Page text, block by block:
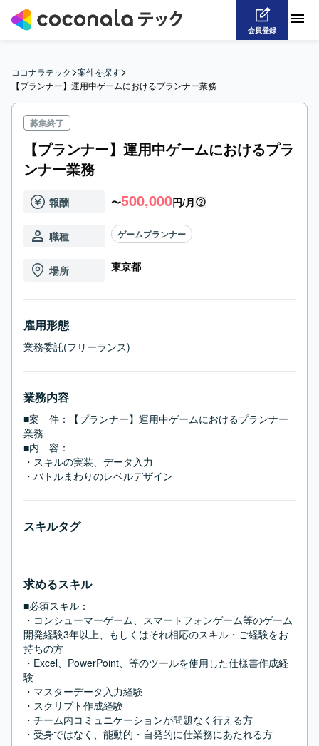
会員登録
ココナラテック>案件を探す>
【プランナー】運用中ゲームにおけるプランナー業務
募集終了
【プランナー】運用中ゲームにおけるプラ
ンナー業務
報酬 〜500,000円/月
職種 ゲームプランナー
場所 東京都
雇用形態
業務委託(フリーランス)
業務内容
■案　件：【プランナー】運用中ゲームにおけるプランナー
業務
■内　容：
・スキルの実装、データ入力
・バトルまわりのレベルデザイン
スキルタグ
求めるスキル
■必須スキル：
・コンシューマーゲーム、スマートフォンゲーム等のゲーム
開発経験3年以上、もしくはそれ相応のスキル・ご経験をお
持ちの方
・Excel、PowerPoint、等のツールを使用した仕様書作成経
験
・マスターデータ入力経験
・スクリプト作成経験
・チーム内コミュニケーションが問題なく行える方
・受身ではなく、能動的・自発的に仕業務にあたれる方